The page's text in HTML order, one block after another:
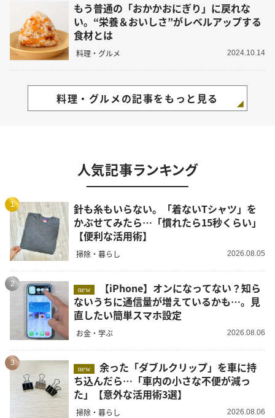
もう普通の「おかかおにぎり」に戻れな
い。“栄養＆おいしさ”がレベルアップする
食材とは
料理・グルメ 2024.10.14
料理・グルメの記事をもっと見る
人気記事ランキング
1
針も糸もいらない。「着ないTシャツ」を
かぶせてみたら…「慣れたら15秒くらい」
【便利な活用術】
掃除・暮らし 2026.08.05
2
new
ないうちに通信量が増えているかも…。見
直したい簡単スマホ設定
お金・学ぶ 2026.08.06
3
new
余った「ダブルクリップ」を車に持
ち込んだら…「車内の小さな不便が減っ
た」【意外な活用術3選】
掃除・暮らし 2026.08.06